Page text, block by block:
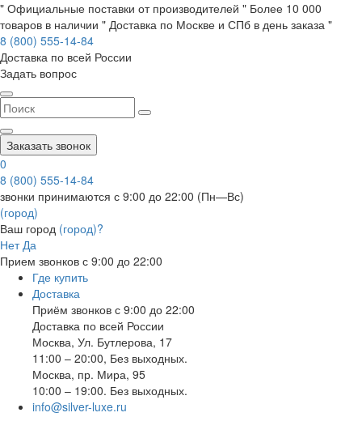
" Официальные поставки от производителей " Более 10 000
товаров в наличии " Доставка по Москве и СПб в день заказа "
8 (800) 555-14-84
Доставка по всей России
Задать вопрос
Заказать звонок
0
8 (800) 555-14-84
звонки принимаются с 9:00 до 22:00 (Пн—Вс)
(город)
Ваш город (город)?
Нет Да
Прием звонков с 9:00 до 22:00
Где купить
Доставка
Приём звонков с 9:00 до 22:00
Доставка по всей России
Москва, Ул. Бутлерова, 17
11:00 – 20:00, Без выходных.
Москва, пр. Мира, 95
10:00 – 19:00. Без выходных.
info@silver-luxe.ru